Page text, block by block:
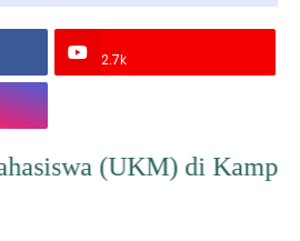
2.7k
di Kampus IAI